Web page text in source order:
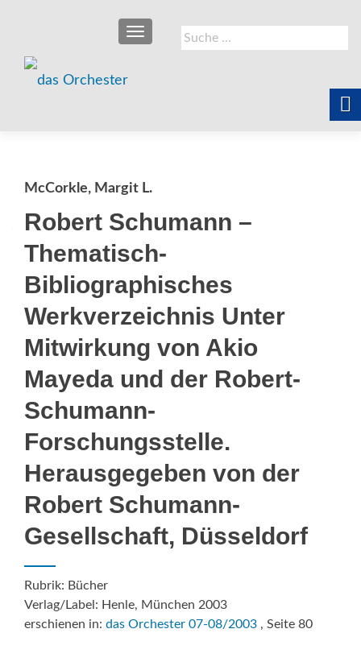
Suche
nach:
SCHALTE NAVIGATION
McCorkle, Margit L.
Robert Schumann –
Thematisch-
Bibliographisches
Werkverzeichnis Unter
Mitwirkung von Akio
Mayeda und der Robert-
Schumann-
Forschungsstelle.
Herausgegeben von der
Robert Schumann-
Gesellschaft, Düsseldorf
Rubrik: Bücher
Verlag/Label: Henle, München 2003
erschienen in: das Orchester 07-08/2003 , Seite 80